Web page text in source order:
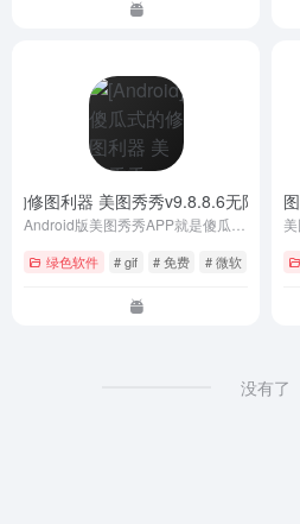
的修图利器 美图秀秀v9.8.8.6无限制版-
绿色软件 # gif # 免费 # 微软
美
没有了